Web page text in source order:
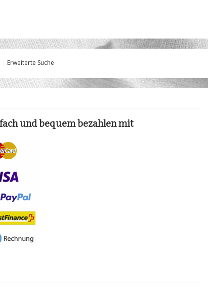
Erweiterte Suche
und bequem bezahlen mit